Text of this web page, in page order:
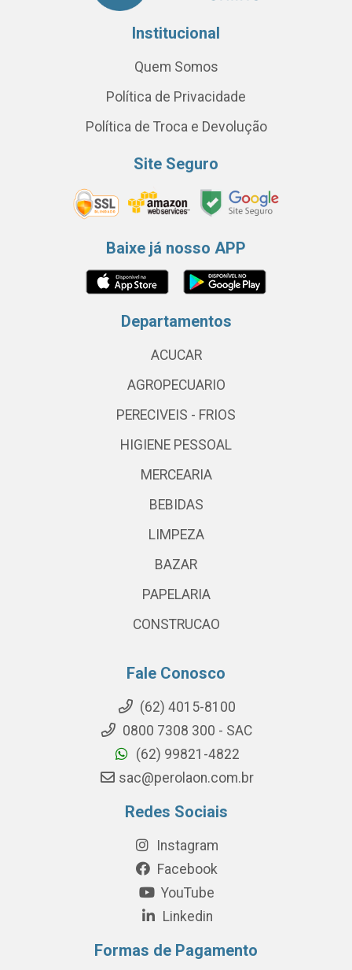
Institucional
Quem Somos
Política de Privacidade
Política de Troca e Devolução
Site Seguro
Baixe já nosso APP
Departamentos
ACUCAR
AGROPECUARIO
PERECIVEIS - FRIOS
HIGIENE PESSOAL
MERCEARIA
BEBIDAS
LIMPEZA
BAZAR
PAPELARIA
CONSTRUCAO
Fale Conosco
(62) 4015-8100
0800 7308 300 - SAC
(62) 99821-4822
sac@perolaon.com.br
Redes Sociais
Instagram
Facebook
YouTube
Linkedin
Formas de Pagamento